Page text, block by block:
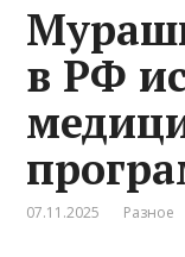
в РФ
07.11.2025 Разное